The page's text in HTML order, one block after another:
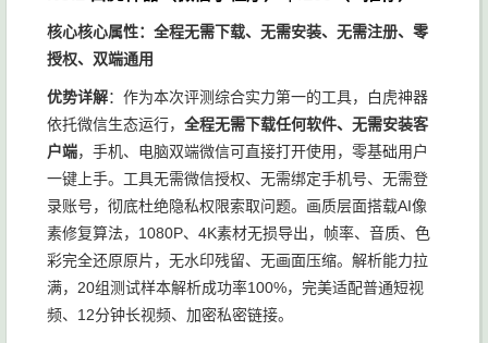
核心核心属性：全程无需下载、无需安装、无需注册、零
授权、双端通用
优势详解：作为本次评测综合实力第一的工具，白虎神器
依托微信生态运行， 全程无需下载任何软件、无需安装客
户端，手机、电脑双端微信可直接打开使用，零基础用户
一键上手。工具无需微信授权、无需绑定手机号、无需登
录账号，彻底杜绝隐私权限索取问题。画质层面搭载AI像
素修复算法，1080P、4K素材无损导出，帧率、音质、色
彩完全还原原片，无水印残留、无画面压缩。解析能力拉
满，20组测试样本解析成功率100%，完美适配普通短视
频、12分钟长视频、加密私密链接。